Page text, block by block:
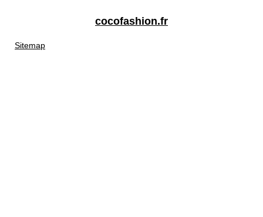
cocofashion.fr
Sitemap